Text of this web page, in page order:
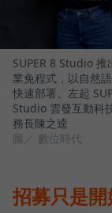
SUPER 8 Studio
業免程式，以自然
快速部署。左起
Studio 雲發互動科
務長陳之逵
圖／ 數位時代
招募只是